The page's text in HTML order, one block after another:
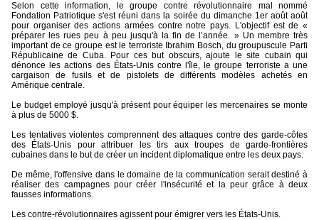
Selon cette information, le groupe contre révolutionnaire mal nommé
Fondation Patriotique s'est réuni dans la soirée du dimanche 1er août août
pour organiser des actions armées contre notre pays. L'objectif est de «
préparer les rues peu à peu jusqu'à la fin de l’année. » Un membre très
important de ce groupe est le terroriste Ibrahim Bosch, du groupuscule Parti
Républicaine de Cuba. Pour ces but obscurs, ajoute le site cubain qui
dénonce les actions des États-Unis contre l'île, le groupe terroriste a une
cargaison de fusils et de pistolets de différents modèles achetés en
Amérique centrale.
Le budget employé jusqu'à présent pour équiper les mercenaires se monte
à plus de 5000 $.
Les tentatives violentes comprennent des attaques contre des garde-côtes
des États-Unis pour attribuer les tirs aux troupes de garde-frontières
cubaines dans le but de créer un incident diplomatique entre les deux pays.
De même, l'offensive dans le domaine de la communication serait destiné à
réaliser des campagnes pour créer l'insécurité et la peur grâce à deux
fausses informations.
Les contre-révolutionnaires agissent pour émigrer vers les États-Unis.